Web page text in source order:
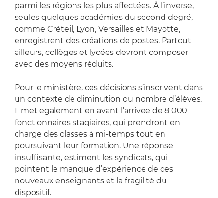
parmi les régions les plus affectées. À l’inverse,
seules quelques académies du second degré,
comme Créteil, Lyon, Versailles et Mayotte,
enregistrent des créations de postes. Partout
ailleurs, collèges et lycées devront composer
avec des moyens réduits.
Pour le ministère, ces décisions s’inscrivent dans
un contexte de diminution du nombre d’élèves.
Il met également en avant l’arrivée de 8 000
fonctionnaires stagiaires, qui prendront en
charge des classes à mi-temps tout en
poursuivant leur formation. Une réponse
insuffisante, estiment les syndicats, qui
pointent le manque d’expérience de ces
nouveaux enseignants et la fragilité du
dispositif.